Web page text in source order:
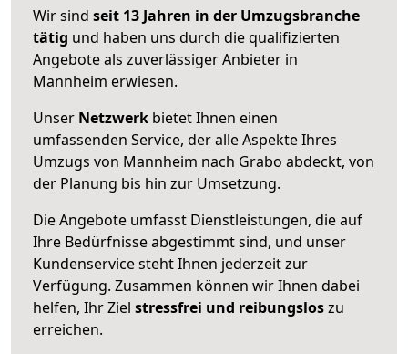
Wir sind seit 13 Jahren in der Umzugsbranche
tätig und haben uns durch die qualifizierten
Angebote als zuverlässiger Anbieter in
Mannheim erwiesen.
Unser Netzwerk bietet Ihnen einen
umfassenden Service, der alle Aspekte Ihres
Umzugs von Mannheim nach Grabo abdeckt, von
der Planung bis hin zur Umsetzung.
Die Angebote umfasst Dienstleistungen, die auf
Ihre Bedürfnisse abgestimmt sind, und unser
Kundenservice steht Ihnen jederzeit zur
Verfügung. Zusammen können wir Ihnen dabei
helfen, Ihr Ziel stressfrei und reibungsloszu
erreichen.